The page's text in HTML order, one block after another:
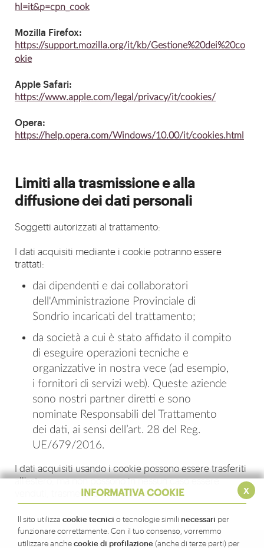
x
INFORMATIVA COOKIE
Il sito utilizza cookie tecnici o tecnologie simili necessari per
funzionare correttamente. Con il tuo consenso, vorremmo
utilizzare anchecookie di profilazione (anche di terze parti) per
hl=it&p=cpn_cook
Mozilla Firefox:
https://support.mozilla.org/it/kb/Gestione%20dei%20co
okie
Apple Safari:
https://www.apple.com/legal/privacy/it/cookies/
Opera:
https://help.opera.com/Windows/10.00/it/cookies.html
Limiti alla trasmissione e alla
diffusione dei dati personali
Soggetti autorizzati al trattamento:
I dati acquisiti mediante i cookie potranno essere
trattati:
dai dipendenti e dai collaboratori
dell'Amministrazione Provinciale di
Sondrio incaricati del trattamento;
da società a cui è stato affidato il compito
di eseguire operazioni tecniche e
organizzative in nostra vece (ad esempio,
i fornitori di servizi web). Queste aziende
sono nostri partner diretti e sono
nominate Responsabili del Trattamento
dei dati, ai sensi dell’art. 28 del Reg.
UE/679/2016.
I dati acquisiti usando i cookie possono essere trasferiti
all'estero, ma non possono in nessun caso essere
venduti, trasmessi o diffusi a terzi.